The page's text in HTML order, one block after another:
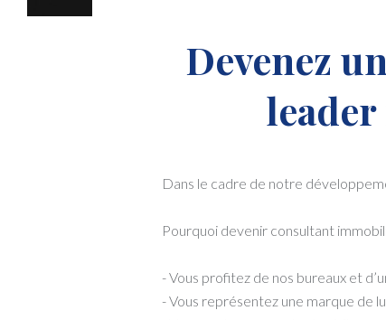
Devenez
Dans le cadre de notre
Pourquoi devenir consultant
- Vous profitez de nos bureaux et
- Vous représentez une marque de